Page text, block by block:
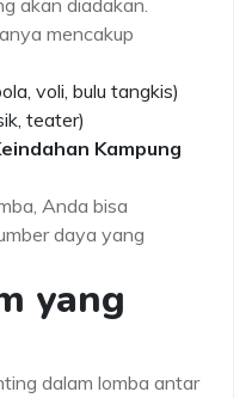
akan diadakan.
mencakup
voli, bulu tangkis)
teater)
Kampung
Anda bisa
daya yang
yang
dalam lomba antar